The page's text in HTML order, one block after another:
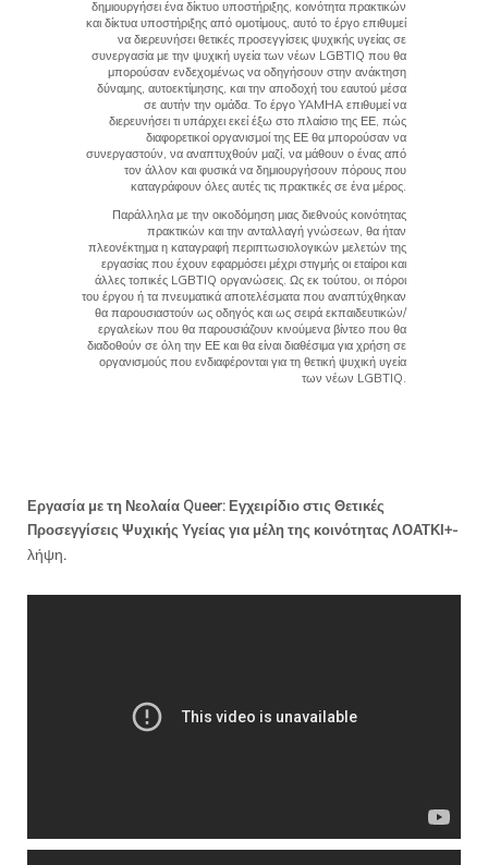
δημιουργήσει ένα δίκτυο υποστήριξης, κοινότητα πρακτικών
και δίκτυα υποστήριξης από ομοτίμους, αυτό το έργο επιθυμεί
να διερευνήσει θετικές προσεγγίσεις ψυχικής υγείας σε
συνεργασία με την ψυχική υγεία των νέων LGBTIQ που θα
μπορούσαν ενδεχομένως να οδηγήσουν στην ανάκτηση
δύναμης, αυτοεκτίμησης, και την αποδοχή του εαυτού μέσα
σε αυτήν την ομάδα. Το έργο YAMHA επιθυμεί να
διερευνήσει τι υπάρχει εκεί έξω στο πλαίσιο της ΕΕ, πώς
διαφορετικοί οργανισμοί της ΕΕ θα μπορούσαν να
συνεργαστούν, να αναπτυχθούν μαζί, να μάθουν ο ένας από
τον άλλον και φυσικά να δημιουργήσουν πόρους που
καταγράφουν όλες αυτές τις πρακτικές σε ένα μέρος.
Παράλληλα με την οικοδόμηση μιας διεθνούς κοινότητας
πρακτικών και την ανταλλαγή γνώσεων, θα ήταν
πλεονέκτημα η καταγραφή περιπτωσιολογικών μελετών της
εργασίας που έχουν εφαρμόσει μέχρι στιγμής οι εταίροι και
άλλες τοπικές LGBTIQ οργανώσεις. Ως εκ τούτου, οι πόροι
του έργου ή τα πνευματικά αποτελέσματα που αναπτύχθηκαν
θα παρουσιαστούν ως οδηγός και ως σειρά εκπαιδευτικών/
εργαλείων που θα παρουσιάζουν κινούμενα βίντεο που θα
διαδοθούν σε όλη την ΕΕ και θα είναι διαθέσιμα για χρήση σε
οργανισμούς που ενδιαφέρονται για τη θετική ψυχική υγεία
των νέων LGBTIQ.
Εργασία με τη Νεολαία Queer: Εγχειρίδιο στις Θετικές
Προσεγγίσεις Ψυχικής Υγείας για μέλη της κοινότητας ΛΟΑΤΚΙ+-
λήψη.